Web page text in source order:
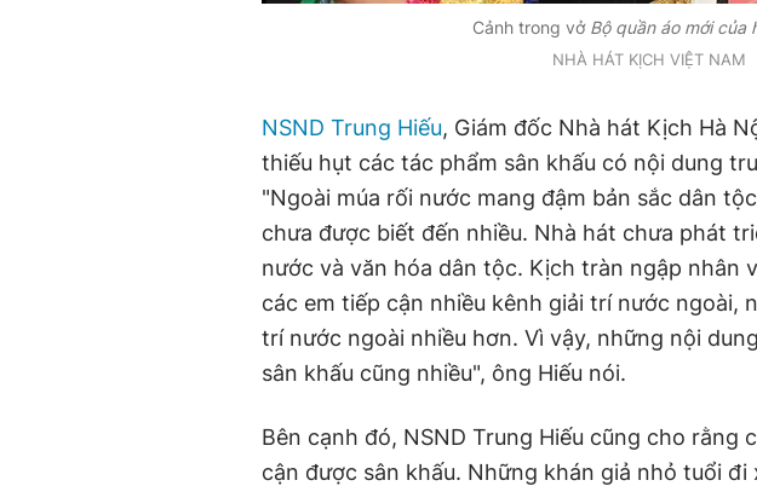
Cảnh trong vở Bộ quần áo mới của
NHÀ HÁT KỊCH VIỆT NAM
NSND Trung Hiếu, Giám đốc Nhà hát Kịch Hà
thiếu hụt các tác phẩm sân khấu có nội dung
"Ngoài múa rối nước mang đậm bản sắc dân
chưa được biết đến nhiều. Nhà hát chưa phát
nước và văn hóa dân tộc. Kịch tràn ngập nhân
các em tiếp cận nhiều kênh giải trí nước ngoài,
trí nước ngoài nhiều hơn. Vì vậy, những nội
sân khấu cũng nhiều", ông Hiếu nói.
Bên cạnh đó, NSND Trung Hiếu cũng cho rằng
cận được sân khấu. Những khán giả nhỏ tuổi đi